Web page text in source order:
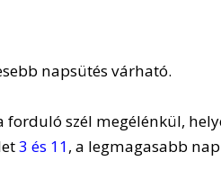
napsütés várható.
szél megélénkül,
3 és 11, a legmagasabb